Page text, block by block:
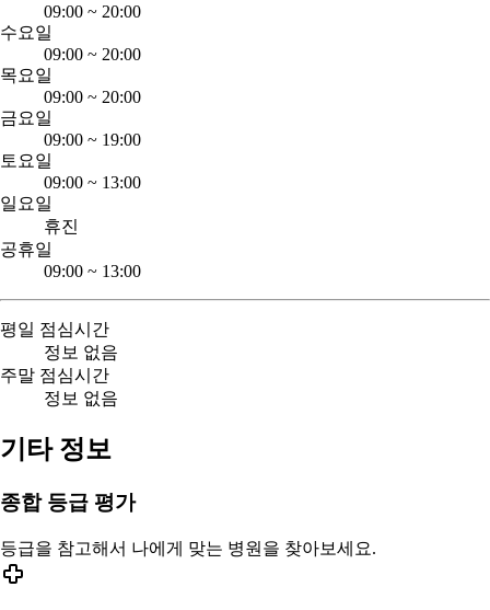
09:00 ~ 20:00
수요일
09:00 ~ 20:00
목요일
09:00 ~ 20:00
금요일
09:00 ~ 19:00
토요일
09:00 ~ 13:00
일요일
휴진
공휴일
09:00 ~ 13:00
평일 점심시간
정보 없음
주말 점심시간
정보 없음
기타 정보
종합 등급 평가
등급을 참고해서 나에게 맞는 병원을 찾아보세요.